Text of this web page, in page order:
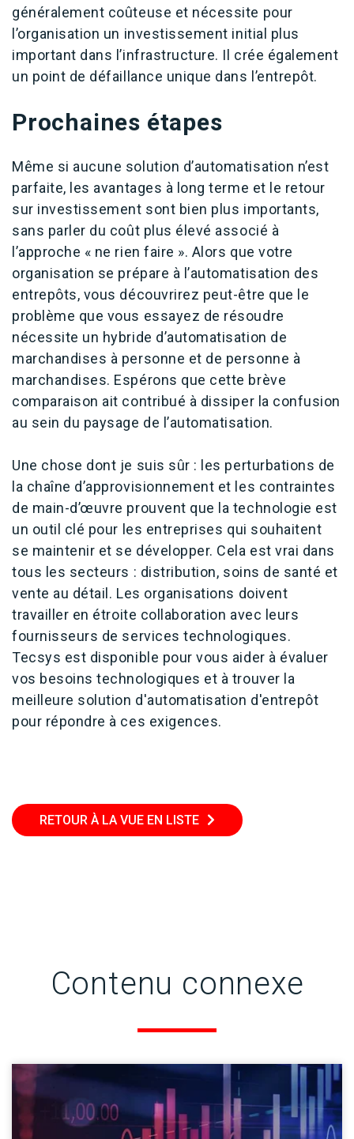
généralement coûteuse et nécessite pour
l’organisation un investissement initial plus
important dans l’infrastructure. Il crée également
un point de défaillance unique dans l’entrepôt.
Prochaines étapes
Même si aucune solution d’automatisation n’est
parfaite, les avantages à long terme et le retour
sur investissement sont bien plus importants,
sans parler du coût plus élevé associé à
l’approche « ne rien faire ». Alors que votre
organisation se prépare à l’automatisation des
entrepôts, vous découvrirez peut-être que le
problème que vous essayez de résoudre
nécessite un hybride d’automatisation de
marchandises à personne et de personne à
marchandises. Espérons que cette brève
comparaison ait contribué à dissiper la confusion
au sein du paysage de l’automatisation.
Une chose dont je suis sûr : les perturbations de
la chaîne d’approvisionnement et les contraintes
de main-d’œuvre prouvent que la technologie est
un outil clé pour les entreprises qui souhaitent
se maintenir et se développer. Cela est vrai dans
tous les secteurs : distribution, soins de santé et
vente au détail. Les organisations doivent
travailler en étroite collaboration avec leurs
fournisseurs de services technologiques.
Tecsys est disponible pour vous aider à évaluer
vos besoins technologiques et à trouver la
meilleure solution d'automatisation d'entrepôt
pour répondre à ces exigences.
RETOUR À LA VUE EN LISTE
Contenu connexe